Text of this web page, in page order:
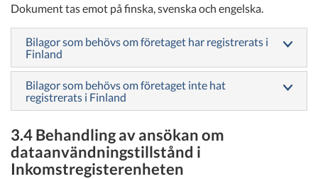
Dokument tas emot på finska, svenska och engelska.
Bilagor som behövs om företaget har registrerats i
Finland
Bilagor som behövs om företaget inte hat
registrerats i Finland
3.4 Behandling av ansökan om
dataanvändningstillstånd i
Inkomstregisterenheten